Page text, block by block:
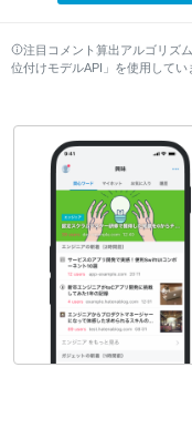
注目コメント算出アルゴリズ
位付けモデルAPI」を使用してい